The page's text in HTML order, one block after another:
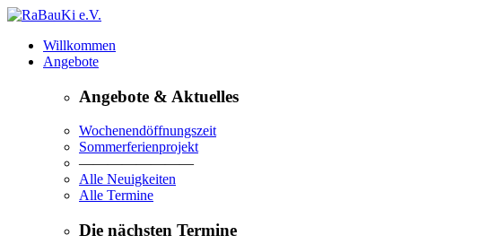
Willkommen
Angebote
Angebote & Aktuelles
Wochenendöffnungszeit
Sommerferienprojekt
————————
Alle Neuigkeiten
Alle Termine
Die nächsten Termine